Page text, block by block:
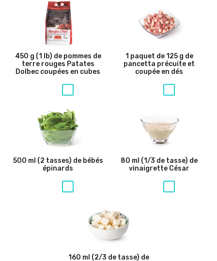
450 g (1 lb) de pommes de
terre rouges Patates
Dolbec coupées en cubes
1 paquet de 125 g de
pancetta précuite et
coupée en dés
500 ml (2 tasses) de bébés
épinards
80 ml (1/3 de tasse) de
vinaigrette César
160 ml (2/3 de tasse) de